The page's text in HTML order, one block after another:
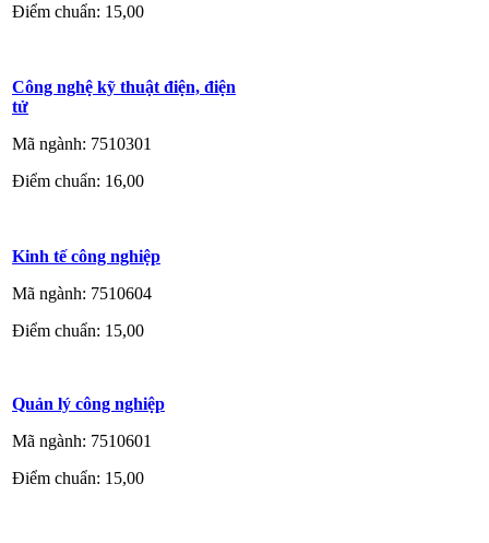
Điểm chuẩn: 15,00
Công nghệ kỹ thuật điện, điện
tử
Mã ngành: 7510301
Điểm chuẩn: 16,00
Kinh tế công nghiệp
Mã ngành: 7510604
Điểm chuẩn: 15,00
Quản lý công nghiệp
Mã ngành: 7510601
Điểm chuẩn: 15,00